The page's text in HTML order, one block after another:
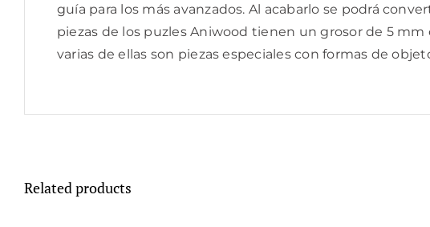
guía para los más avanzados. Al acabarlo se podrá
piezas de los puzles Aniwood tienen un grosor de 5
varias de ellas son piezas especiales con formas de
Related products